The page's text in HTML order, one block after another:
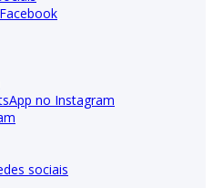
no Instagram
sociais